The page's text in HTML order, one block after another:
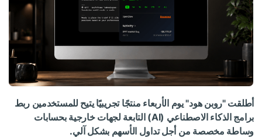
أطلقت "روبن هود" يوم الأربعاء منتجًا تجريبيًا يتيح للمستخدمين ربط
برامج الذكاء الاصطناعي (AI) التابعة لجهات خارجية بحسابات
وساطة مخصصة من أجل تداول الأسهم بشكل آلي.